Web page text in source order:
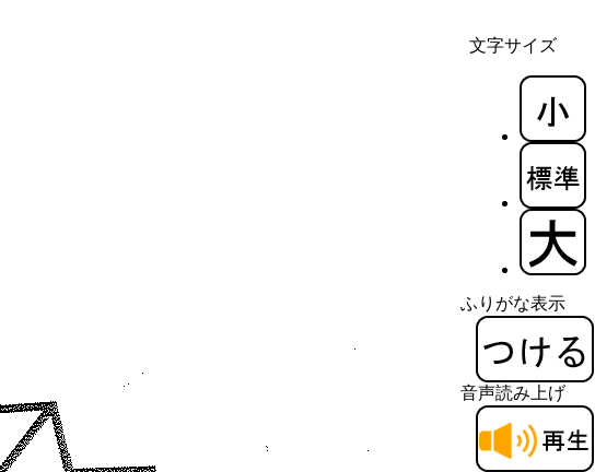
文字サイズ
ふりがな表示
音声読み上げ